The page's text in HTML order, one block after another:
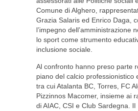
Comune di Alghero,
Grazia Salaris ed Enrico Daga,
l’impegno dell’amministrazione
lo sport come strumento
inclusione sociale.
Al confronto hanno preso parte
piano del calcio professionistico
tra cui Atalanta BC, Torres, FC
Pizzinnos Macomer, insieme ai
di AIAC, CSI e Club Sardegna. Il